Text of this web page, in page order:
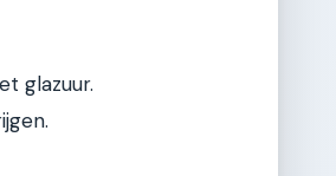
glazuur.